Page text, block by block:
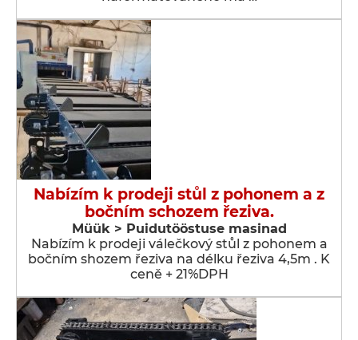
Nabízím k prodeji stůl z pohonem a z
bočním schozem řeziva.
Müük > Puidutööstuse masinad
Nabízím k prodeji válečkový stůl z pohonem a
bočním shozem řeziva na délku řeziva 4,5m . K
ceně + 21%DPH